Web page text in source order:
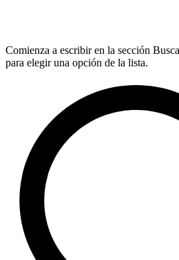
Comienza a escribir en la sección
para elegir una opción de la lista.